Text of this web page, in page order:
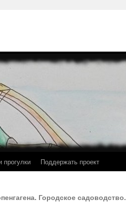
прогулки Поддержать проект
Городское садоводство.